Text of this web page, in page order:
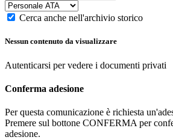
Cerca anche nell'archivio storico
Nessun contenuto da visualizzare
Autenticarsi per vedere i documenti privati
Conferma adesione
Per questa comunicazione è richiesta
Premere sul bottone CONFERMA per
adesione.